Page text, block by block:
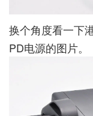
换个角度看一下
PD电源的图片。